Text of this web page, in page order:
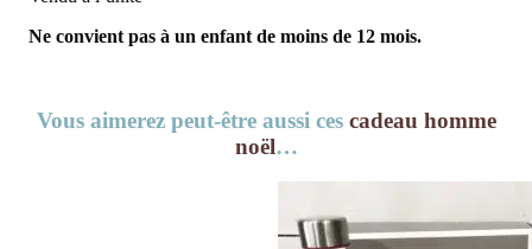
Ne convient pas à un enfant de moins de 12 mois.
Vous aimerez peut-être aussi ces cadeau homme
noël…